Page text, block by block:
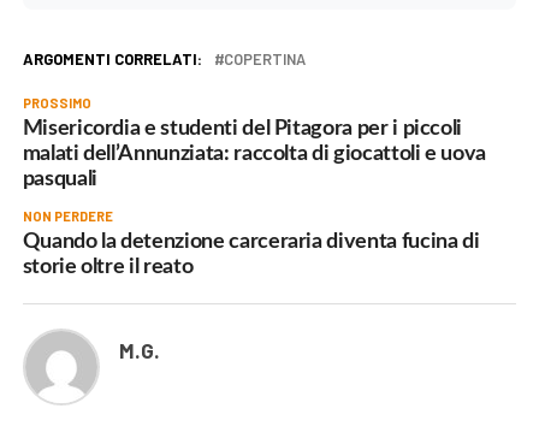
ARGOMENTI CORRELATI: COPERTINA
PROSSIMO
Misericordia e studenti del Pitagora per i piccoli
malati dell’Annunziata: raccolta di giocattoli e uova
pasquali
NON PERDERE
Quando la detenzione carceraria diventa fucina di
storie oltre il reato
M.G.